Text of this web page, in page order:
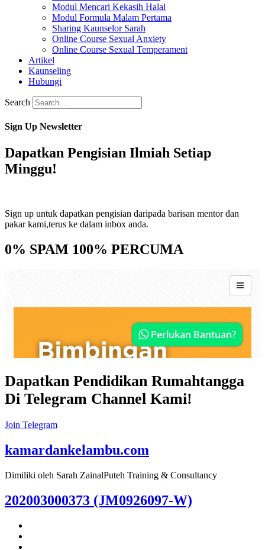
Modul Mencari Kekasih Halal
Modul Formula Malam Pertama
Sharing Kaunselor Sarah
Online Course Sexual Anxiety
Online Course Sexual Temperament
Artikel
Kaunseling
Hubungi
Search
Sign Up Newsletter
Dapatkan Pengisian Ilmiah Setiap
Minggu!
Sign up untuk dapatkan pengisian daripada barisan mentor dan
pakar kami,terus ke dalam inbox anda.
0% SPAM 100% PERCUMA
Dapatkan Pendidikan Rumahtangga
Di Telegram Channel Kami!
Join Telegram
kamardankelambu.com
Dimiliki oleh Sarah ZainalPuteh Training & Consultancy
202003000373 (JM0926097-W)